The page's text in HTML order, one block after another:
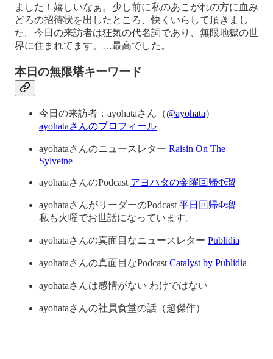
ました！嬉しいなぁ。少し前に私のあこがれの方に血み
どろの招待状を出したところ、快くいらして頂きまし
た。今日の来訪者は狂気の代名詞であり、無限地獄の世
界に住まれてます。…最高でした。
本日の無限塔キーワード
今日の来訪者：ayohataさん（@ayohata）
ayohataさんのプロフィール
ayohataさんのニュースレター Raisin On The
Sylveine
ayohataさんのPodcast アヨハタの金曜回帰Φ瑠
ayohataさんがリーダーのPodcast 平日回帰Φ瑠
私も火曜でお世話になっています。
ayohataさんの真面目なニュースレター Publidia
ayohataさんの真面目なPodcast Catalyst by Publidia
ayohataさんは感情がない わけではない
ayohataさんの社員食堂の話（超傑作）